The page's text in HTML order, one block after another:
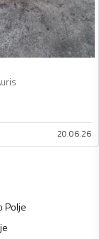
20.06.26
Polje